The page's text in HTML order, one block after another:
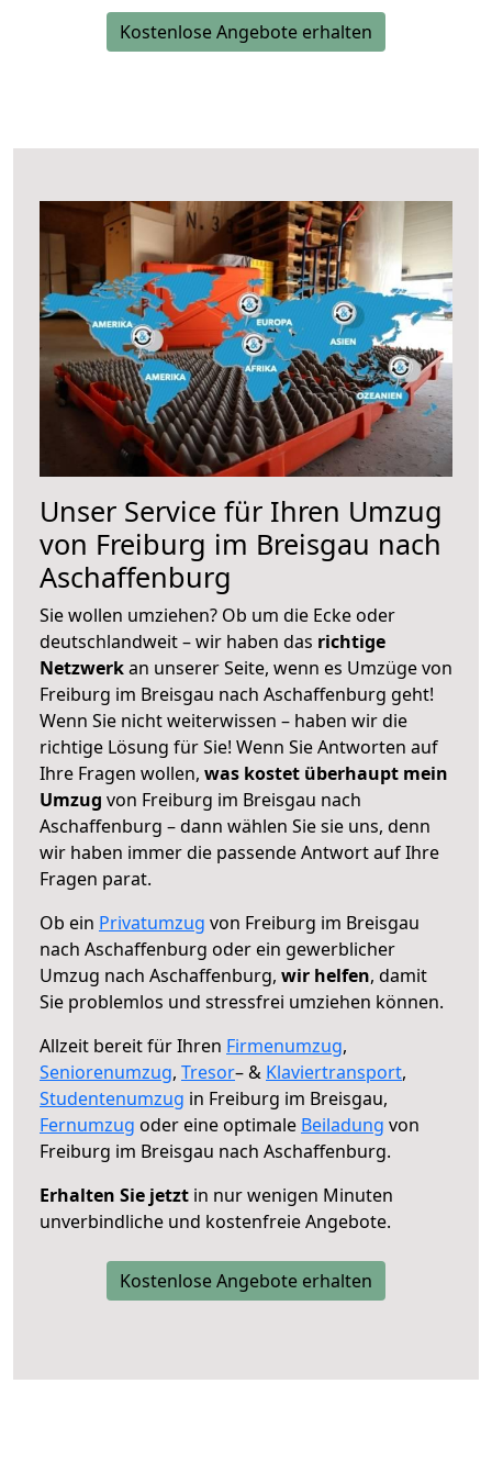
Kostenlose Angebote erhalten
Unser Service für Ihren Umzug
von Freiburg im Breisgau nach
Aschaffenburg
Sie wollen umziehen? Ob um die Ecke oder
deutschlandweit – wir haben das richtige
Netzwerkan unserer Seite, wenn es Umzüge von
Freiburg im Breisgau nach Aschaffenburg geht!
Wenn Sie nicht weiterwissen – haben wir die
richtige Lösung für Sie! Wenn Sie Antworten auf
Ihre Fragen wollen, was kostet überhaupt mein
Umzug von Freiburg im Breisgau nach
Aschaffenburg – dann wählen Sie sie uns, denn
wir haben immer die passende Antwort auf Ihre
Fragen parat.
Ob ein Privatumzug von Freiburg im Breisgau
nach Aschaffenburg oder ein gewerblicher
Umzug nach Aschaffenburg, wir helfen, damit
Sie problemlos und stressfrei umziehen können.
Allzeit bereit für Ihren Firmenumzug,
Seniorenumzug, Tresor– & Klaviertransport,
Studentenumzug in Freiburg im Breisgau,
Fernumzug oder eine optimale Beiladung von
Freiburg im Breisgau nach Aschaffenburg.
Erhalten Sie jetzt in nur wenigen Minuten
unverbindliche und kostenfreie Angebote.
Kostenlose Angebote erhalten